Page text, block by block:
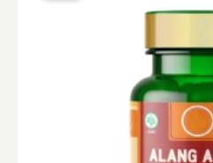
Rp160.000.adalah: